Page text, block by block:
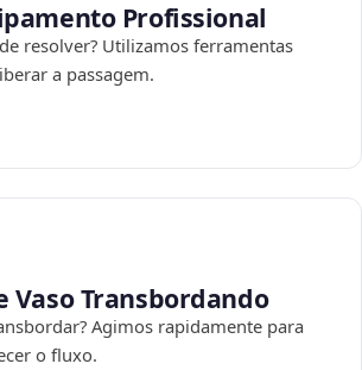
Profissional
resolver? Utilizamos ferramentas
a passagem.
Vaso Transbordando
Agimos rapidamente para
o fluxo.